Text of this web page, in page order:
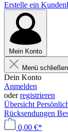
Erstelle ein
Mein Konto
Menü schließen
Dein Konto
Anmelden
oderregistrieren
Übersicht
Rücksendungen
0,00 €*